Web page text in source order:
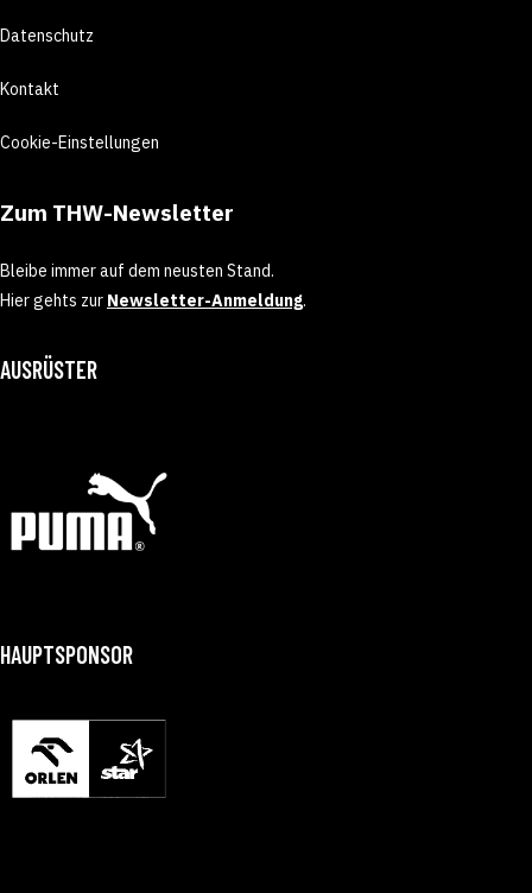
Datenschutz
Kontakt
Cookie-Einstellungen
Zum THW-Newsletter
Bleibe immer auf dem neusten Stand.
Hier gehts zur Newsletter-Anmeldung.
AUSRÜSTER
HAUPTSPONSOR